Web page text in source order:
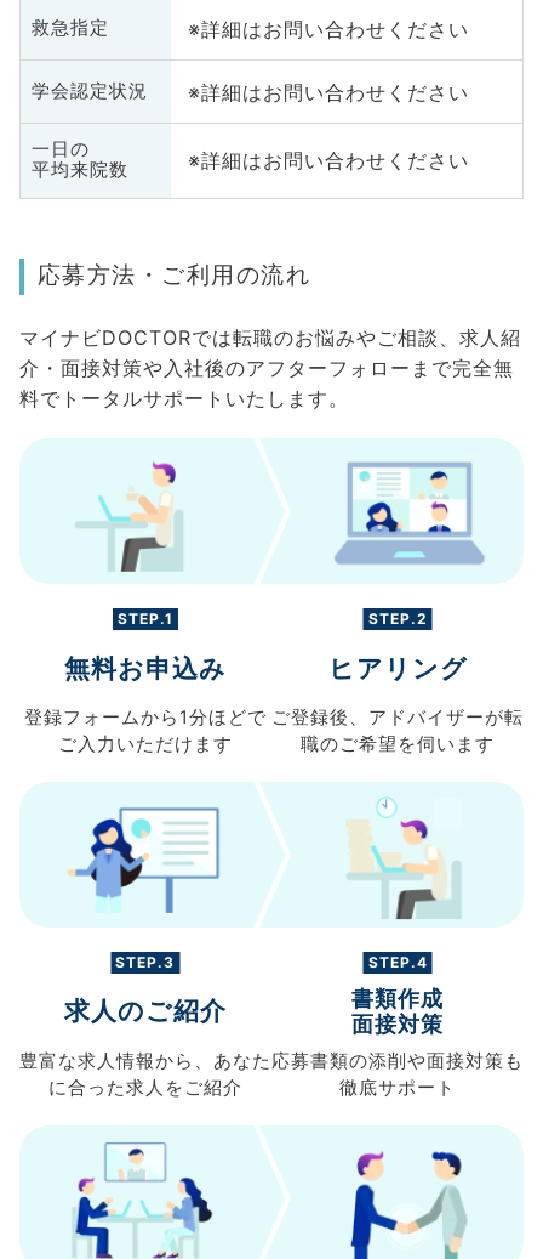
救急指定 ※詳細はお問い合わせください
学会認定状況 ※詳細はお問い合わせください
一日の
平均来院数
※詳細はお問い合わせください
応募方法・ご利用の流れ
マイナビDOCTORでは転職のお悩みやご相談、求人紹
介・面接対策や入社後のアフターフォローまで完全無
料でトータルサポートいたします。
STEP.1
無料お申込み
登録フォームから 1分ほどで
ご入力 いただけます
STEP.2
ヒアリング
ご登録後、 アドバイザーが転
職のご希望を伺います
STEP.3
求人のご紹介
豊富な求人情報から、 あなた
に合った求人を ご紹介
STEP.4
書類作成
面接対策
応募書類の添削や面接対策も
徹底サポート